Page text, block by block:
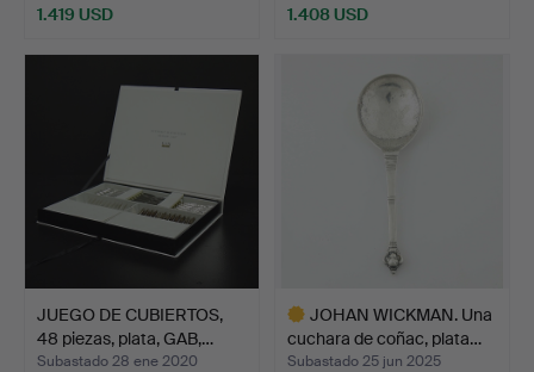
1.419 USD 1.408 USD
JUEGO DE CUBIERTOS,
48 piezas, plata, GAB,…
Subastado 28 ene 2020
JOHAN WICKMAN. Una
cuchara de coñac, plata…
Subastado 25 jun 2025